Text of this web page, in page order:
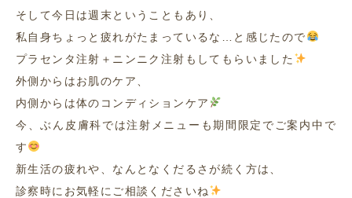
そして今日は週末ということもあり、
私自身ちょっと疲れがたまっているな…と感じたので
プラセンタ注射＋ニンニク注射もしてもらいました
外側からはお肌のケア、
内側からは体のコンディションケア
今、ぶん皮膚科では注射メニューも期間限定でご案内中で
す
新生活の疲れや、なんとなくだるさが続く方は、
診察時にお気軽にご相談くださいね